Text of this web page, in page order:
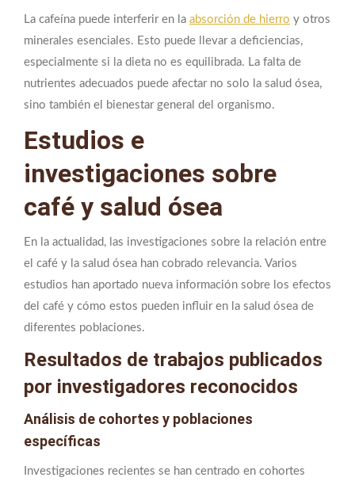
La cafeína puede interferir en la absorción de hierro y otros
minerales esenciales. Esto puede llevar a deficiencias,
especialmente si la dieta no es equilibrada. La falta de
nutrientes adecuados puede afectar no solo la salud ósea,
sino también el bienestar general del organismo.
Estudios e
investigaciones sobre
café y salud ósea
En la actualidad, las investigaciones sobre la relación entre
el café y la salud ósea han cobrado relevancia. Varios
estudios han aportado nueva información sobre los efectos
del café y cómo estos pueden influir en la salud ósea de
diferentes poblaciones.
Resultados de trabajos publicados
por investigadores reconocidos
Análisis de cohortes y poblaciones
específicas
Investigaciones recientes se han centrado en cohortes